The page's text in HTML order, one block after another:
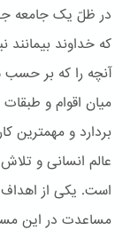
در ظلّ یک جامعه
که خداوند بیمانند
آنچه را که بر
میان اقوام و
بردارد و مهمترین
عالم انسانی و
است. یکی از
مساعدت در این